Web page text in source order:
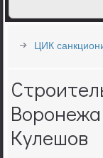
ЦИК
Кулешов